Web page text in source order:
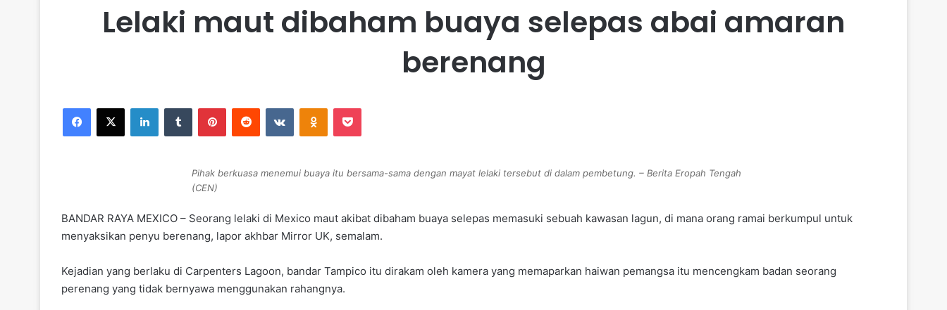
Lelaki maut dibaham buaya selepas abai amaran
berenang
Pihak berkuasa menemui buaya itu bersama-sama dengan mayat lelaki tersebut di dalam pembetung. – Berita Eropah Tengah
(CEN)
BANDAR RAYA MEXICO – Seorang lelaki di Mexico maut akibat dibaham buaya selepas memasuki sebuah kawasan lagun, di mana orang ramai berkumpul untuk
menyaksikan penyu berenang, lapor akhbar Mirror UK, semalam.
Kejadian yang berlaku di Carpenters Lagoon, bandar Tampico itu dirakam oleh kamera yang memaparkan haiwan pemangsa itu mencengkam badan seorang
perenang yang tidak bernyawa menggunakan rahangnya.